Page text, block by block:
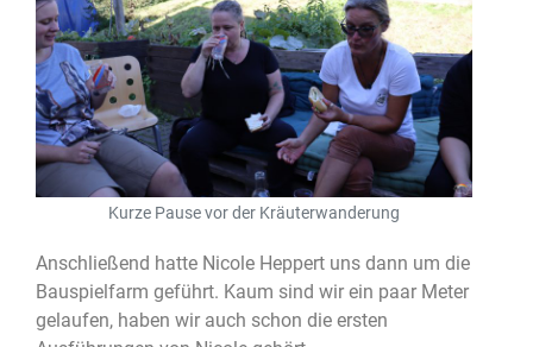
Kurze Pause vor der Kräuterwanderung
Anschließend hatte Nicole Heppert uns dann um die
Bauspielfarm geführt. Kaum sind wir ein paar Meter
gelaufen, haben wir auch schon die ersten